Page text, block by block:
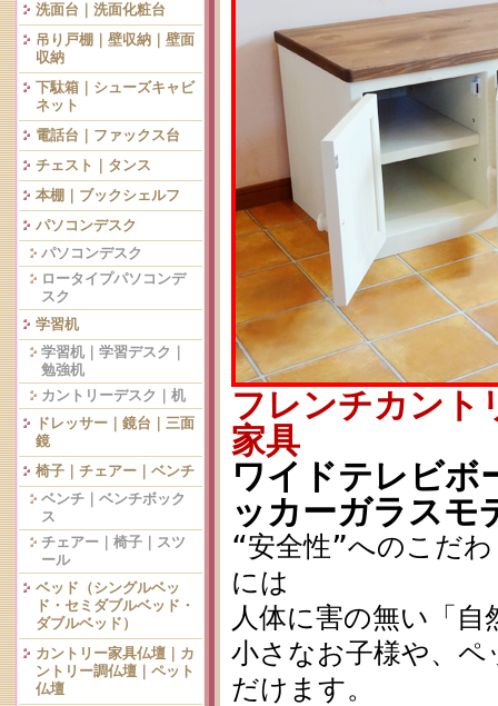
洗面台｜洗面化粧台
吊り戸棚｜壁収納｜壁面
収納
下駄箱｜シューズキャビ
ネット
電話台｜ファックス台
チェスト｜タンス
本棚｜ブックシェルフ
パソコンデスク
パソコンデスク
ロータイプパソコンデ
スク
学習机
学習机｜学習デスク｜
勉強机
カントリーデスク｜机
ドレッサー｜鏡台｜三面
鏡
椅子｜チェアー｜ベンチ
ベンチ｜ベンチボック
ス
チェアー｜椅子｜スツ
ール
ベッド（シングルベッ
ド・セミダブルベッド・
ダブルベッド）
カントリー家具仏壇｜カ
ントリー調仏壇｜ペット
仏壇
フレンチカント
家具
ワイドテレビ
ッカーガラスモ
“安全性”へのこ
には
人体に害の無い「
小さなお子様や、
だけます。